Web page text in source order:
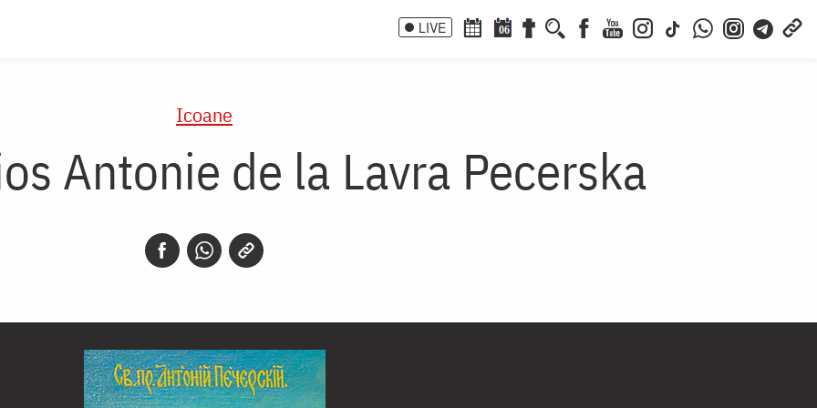
LIVE 06
Icoane
Antonie de la Lavra Pecerska